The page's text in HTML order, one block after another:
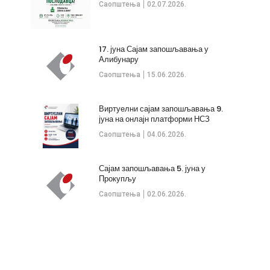
Саопштења 02.07.2026.
Саопштења 15.06.2026.
17. јуна Сајам запошљавања у
Алибунару
Саопштења 04.06.2026.
Виртуелни сајам запошљавања 9.
јуна на онлајн платформи НСЗ
Саопштења 02.06.2026.
Сајам запошљавања 5. јуна у
Прокупљу